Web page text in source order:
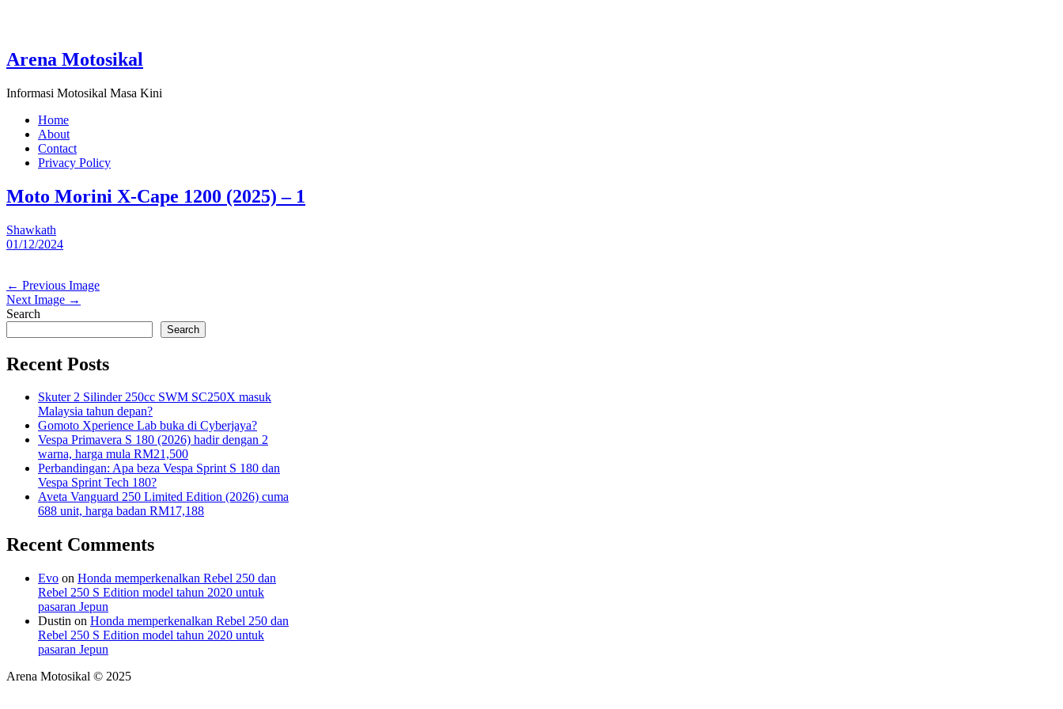
Arena Motosikal
Informasi Motosikal Masa Kini
Home
About
Contact
Privacy Policy
Moto Morini X-Cape 1200 (2025) – 1
Shawkath
01/12/2024
← Previous Image
Next Image →
Search
Search
Recent Posts
Skuter 2 Silinder 250cc SWM SC250X masuk
Malaysia tahun depan?
Gomoto Xperience Lab buka di Cyberjaya?
Vespa Primavera S 180 (2026) hadir dengan 2
warna, harga mula RM21,500
Perbandingan: Apa beza Vespa Sprint S 180 dan
Vespa Sprint Tech 180?
Aveta Vanguard 250 Limited Edition (2026) cuma
688 unit, harga badan RM17,188
Recent Comments
Evo on Honda memperkenalkan Rebel 250 dan
Rebel 250 S Edition model tahun 2020 untuk
pasaran Jepun
Dustin on Honda memperkenalkan Rebel 250 dan
Rebel 250 S Edition model tahun 2020 untuk
pasaran Jepun
Arena Motosikal © 2025